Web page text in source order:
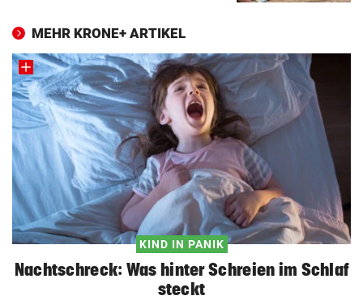
MEHR KRONE+ ARTIKEL
KIND IN PANIK
Nachtschreck: Was hinter Schreien im Schlaf
steckt